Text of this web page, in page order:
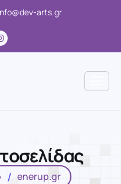
arts.gr
τοσελίδας
enerup.gr